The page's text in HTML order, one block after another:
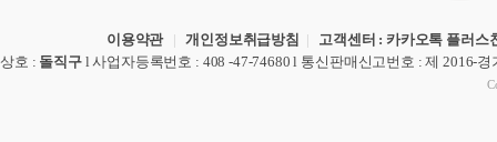
이용약관 |개인정보취급방침 | 고객센터 : 카카오톡 플러스
상호 : 돌직구 l사업자등록번호 : 408 -47-74680 l 통신판매신고번호 : 제 2016-